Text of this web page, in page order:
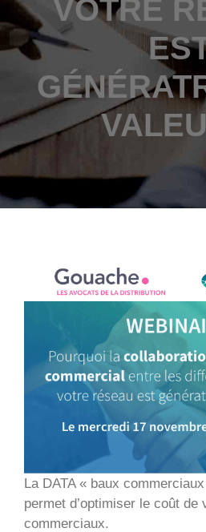
VOTRE
La DATA « baux
permet d’optimiser le coût de
commerciaux.